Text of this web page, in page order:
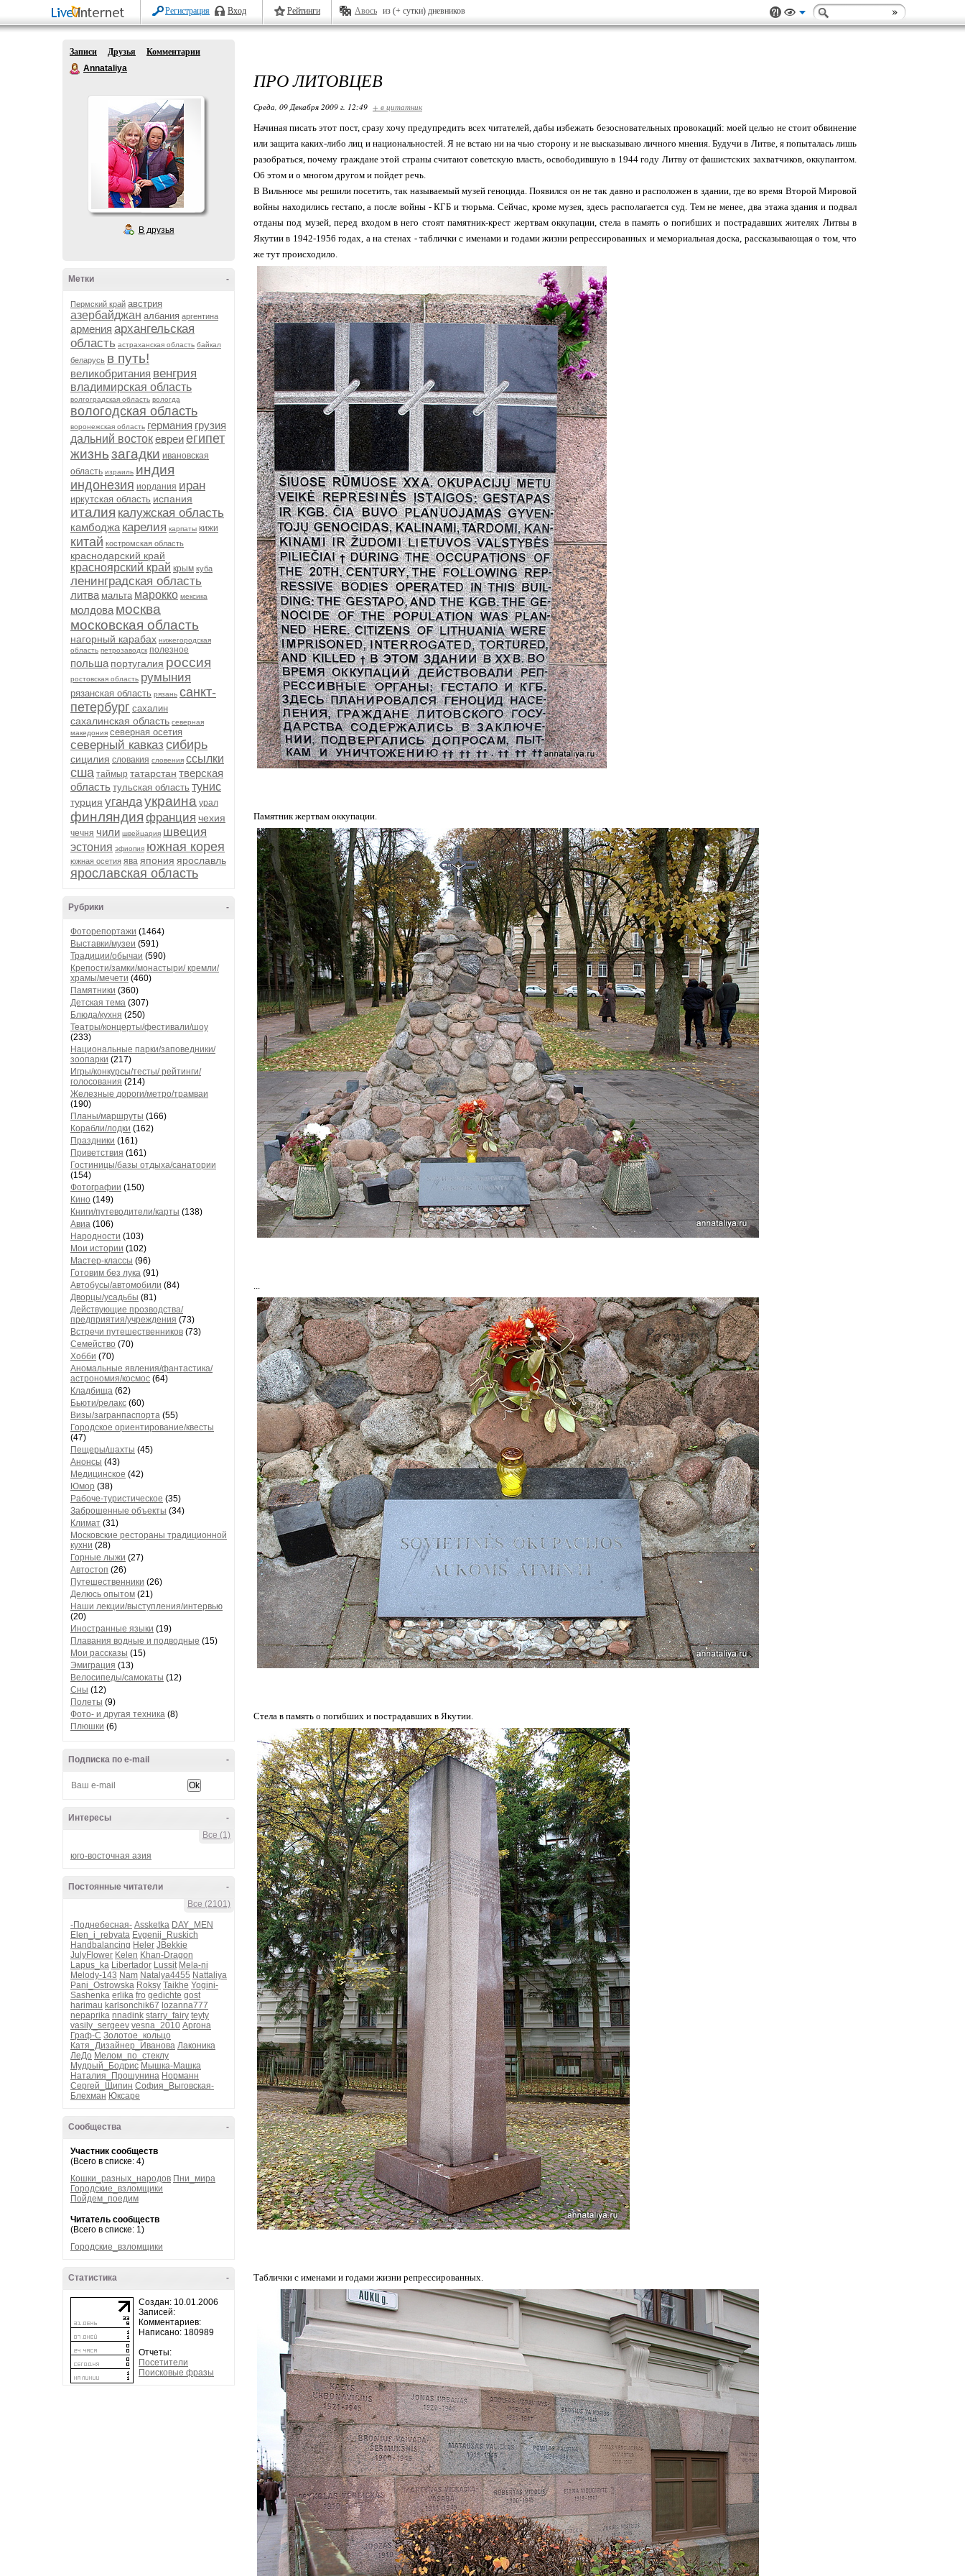
Регистрация Вход Рейтинги Авось из (+ сутки) дневников
Записи Друзья
Комментарии
Annataliya
В друзья
-
Метки
Пермский край австрия
азербайджан албания аргентина
армения архангельская
область астраханская область байкал
беларусь в путь!
великобритания венгрия
владимирская область
волгоградская область вологда
вологодская область
воронежская область германия грузия
дальний востокевреиегипет
жизньзагадки ивановская
область израиль индия
индонезия иордания иран
иркутская область испания
италия калужская область
камбоджа карелия карпаты кижи
китай костромская область
краснодарский край
красноярский край крым куба
ленинградская область
литва мальта марокко мексика
молдова москва
московская область
нагорный карабах нижегородская
область петрозаводск полезное
польша португалия россия
ростовская область румыния
рязанская область рязань санкт-
петербург сахалин
сахалинская область северная
македония северная осетия
северный кавказ сибирь
сицилия словакия словения ссылки
сша таймыр татарстан тверская
область тульская область тунис
турция угандаукраина урал
финляндия франция чехия
чечня чили швейцария швеция
эстония эфиопия южная корея
южная осетия ява япония ярославль
ярославская область
-
Рубрики
Фоторепортажи (1464)
Выставки/музеи (591)
Традиции/обычаи (590)
Крепости/замки/монастыри/ кремли/
храмы/мечети (460)
Памятники (360)
Детская тема (307)
Блюда/кухня (250)
Театры/концерты/фестивали/шоу
(233)
Национальные парки/заповедники/
зоопарки (217)
Игры/конкурсы/тесты/ рейтинги/
голосования (214)
Железные дороги/метро/трамваи
(190)
Планы/маршруты (166)
Корабли/лодки (162)
Праздники (161)
Приветствия (161)
Гостиницы/базы отдыха/санатории
(154)
Фотографии (150)
Кино (149)
Книги/путеводители/карты (138)
Авиа (106)
Народности (103)
Мои истории (102)
Мастер-классы (96)
Готовим без лука (91)
Автобусы/автомобили (84)
Дворцы/усадьбы (81)
Действующие прозводства/
предприятия/учреждения (73)
Встречи путешественников (73)
Семейство (70)
Хобби (70)
Аномальные явления/фантастика/
астрономия/космос (64)
Кладбища (62)
Бьюти/релакс (60)
Визы/загранпаспорта (55)
Городское ориентирование/квесты
(47)
Пещеры/шахты (45)
Анонсы (43)
Медицинское (42)
Юмор (38)
Рабоче-туристическое (35)
Заброшенные объекты (34)
Климат (31)
Московские рестораны традиционной
кухни (28)
Горные лыжи (27)
Автостоп (26)
Путешественники (26)
Делюсь опытом (21)
Наши лекции/выступления/интервью
(20)
Иностранные языки (19)
Плавания водные и подводные (15)
Мои рассказы (15)
Эмиграция (13)
Велосипеды/самокаты (12)
Сны (12)
Полеты (9)
Фото- и другая техника (8)
Плюшки (6)
-
Подписка по e-mail
-
Интересы
Все (1)
юго-восточная азия
-
Постоянные читатели
Все (2101)
-Поднебесная- Assketka DAY_MEN
Elen_i_rebyata Evgenij_Ruskich
Handbalancing Heler JBekkie
JulyFlower Kelen Khan-Dragon
Lapus_ka Libertador Lussit Mela-ni
Melody-143 Nam Natalya4455 Nattaliya
Pani_Ostrowska Roksy Taikhe Yogini-
Sashenka erlika fro gedichte gost
harimau karlsonchik67 lozanna777
nepaprika nnadink starry_fairy teyty
vasily_sergeev vesna_2010 Аргона
Граф-С Золотое_кольцо
Катя_Дизайнер_Иванова Лаконика
ЛеДо Мелом_по_стеклу
Мудрый_Бодрис Мышка-Машка
Наталия_Прошунина Норманн
Сергей_Щипин София_Выговская-
Блехман Юксаре
-
Сообщества
Участник сообществ
(Всего в списке: 4)
Кошки_разных_народов Пни_мира
Городские_взломщики
Пойдем_поедим
Читатель сообществ
(Всего в списке: 1)
Городские_взломщики
-
Статистика
Создан: 10.01.2006
Записей:
Комментариев:
Написано: 180989
Отчеты:
Посетители
Поисковые фразы
ПРО ЛИТОВЦЕВ
Среда, 09 Декабря 2009 г. 12:49 + в цитатник
Начиная писать этот пост, сразу хочу предупредить всех читателей, дабы избежать безосновательных провокаций: моей целью не стоит обвинение
или защита каких-либо лиц и национальностей. Я не встаю ни на чью сторону и не высказываю личного мнения. Будучи в Литве, я попыталась лишь
разобраться, почему граждане этой страны считают советскую власть, освободившую в 1944 году Литву от фашистских захватчиков, оккупантом.
Об этом и о многом другом и пойдет речь.
В Вильнюсе мы решили посетить, так называемый музей геноцида. Появился он не так давно и расположен в здании, где во время Второй Мировой
войны находились гестапо, а после войны - КГБ и тюрьма. Сейчас, кроме музея, здесь располагается суд. Тем не менее, два этажа здания и подвал
отданы под музей, перед входом в него стоят памятник-крест жертвам оккупации, стела в память о погибших и пострадавших жителях Литвы в
Якутии в 1942-1956 годах, а на стенах - таблички с именами и годами жизни репрессированных и мемориальная доска, рассказывающая о том, что
же тут происходило.
Памятник жертвам оккупации.
...
Стела в память о погибших и пострадавших в Якутии.
Таблички с именами и годами жизни репрессированных.